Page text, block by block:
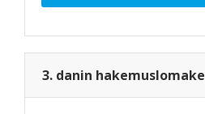
3. danin hakemuslomake